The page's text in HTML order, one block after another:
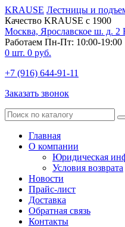
KRAUSE Лестницы и
Качество KRAUSE с 1900
Москва, Ярославское ш. д. 2
Работаем Пн-Пт: 10:00-19:00
0 шт. 0 руб.
+7 (916) 644-91-11
Заказать звонок
Главная
О компании
Юридическая
Условия возврата
Новости
Прайс-лист
Доставка
Обратная связь
Контакты